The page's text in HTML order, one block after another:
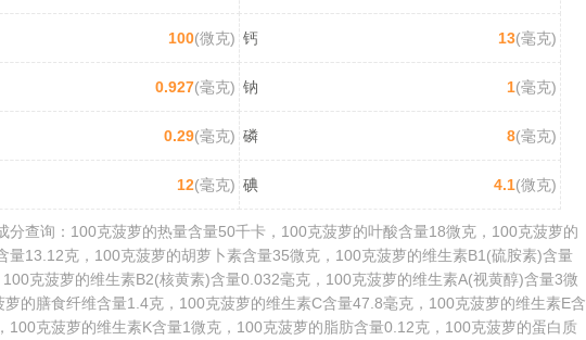
100(微克) 钙 13(毫克)
0.927(毫克) 钠 1(毫克)
0.29(毫克) 磷 8(毫克)
12(毫克) 碘 4.1(微克)
分查询：100克菠萝的热量含量50千卡，100克菠萝的叶酸含量18微克，100克菠萝的
量13.12克，100克菠萝的胡萝卜素含量35微克，100克菠萝的维生素B1(硫胺素)含量
克菠萝的维生素B2(核黄素)含量0.032毫克，100克菠萝的维生素A(视黄醇)含量3微
萝的膳食纤维含量1.4克，100克菠萝的维生素C含量47.8毫克，100克菠萝的维生素E含
100克菠萝的维生素K含量1微克，100克菠萝的脂肪含量0.12克，100克菠萝的蛋白质